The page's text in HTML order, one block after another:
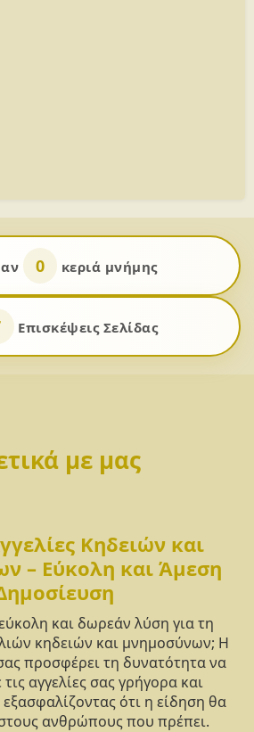
0 κεριά μνήμης
Επισκέψεις Σελίδας
με μας
Κηδειών και
– Εύκολη και Άμεση
και δωρεάν λύση για τη
κηδειών και μνημοσύνων; Η
προσφέρει τη δυνατότητα να
αγγελίες σας γρήγορα και
ότι η είδηση θα
ανθρώπους που πρέπει.